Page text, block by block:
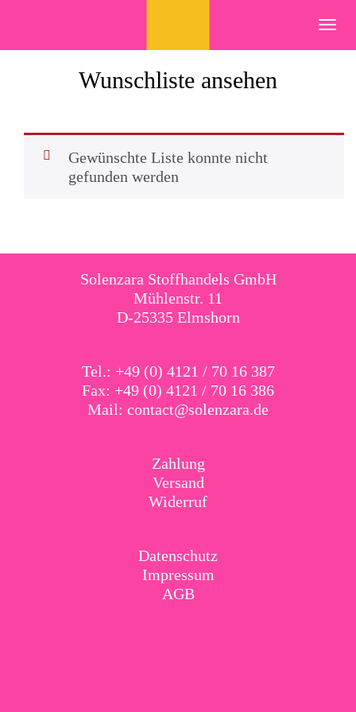
Wunschliste ansehen
Gewünschte Liste konnte nicht
gefunden werden
Solenzara Stoffhandels GmbH
Mühlenstr. 11
D-25335 Elmshorn
Tel.: +49 (0) 4121 / 70 16 387
Fax: +49 (0) 4121 / 70 16 386
Mail: contact@solenzara.de
Zahlung
Versand
Widerruf
Datenschutz
Impressum
AGB